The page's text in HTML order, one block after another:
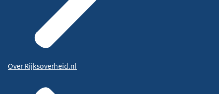
Over Rijksoverheid.nl